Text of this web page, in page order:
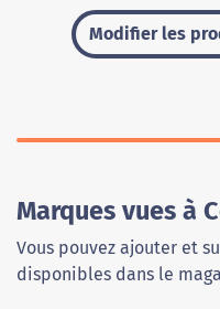
Modifier les
Marques vues à
Vous pouvez ajouter et
disponibles dans le